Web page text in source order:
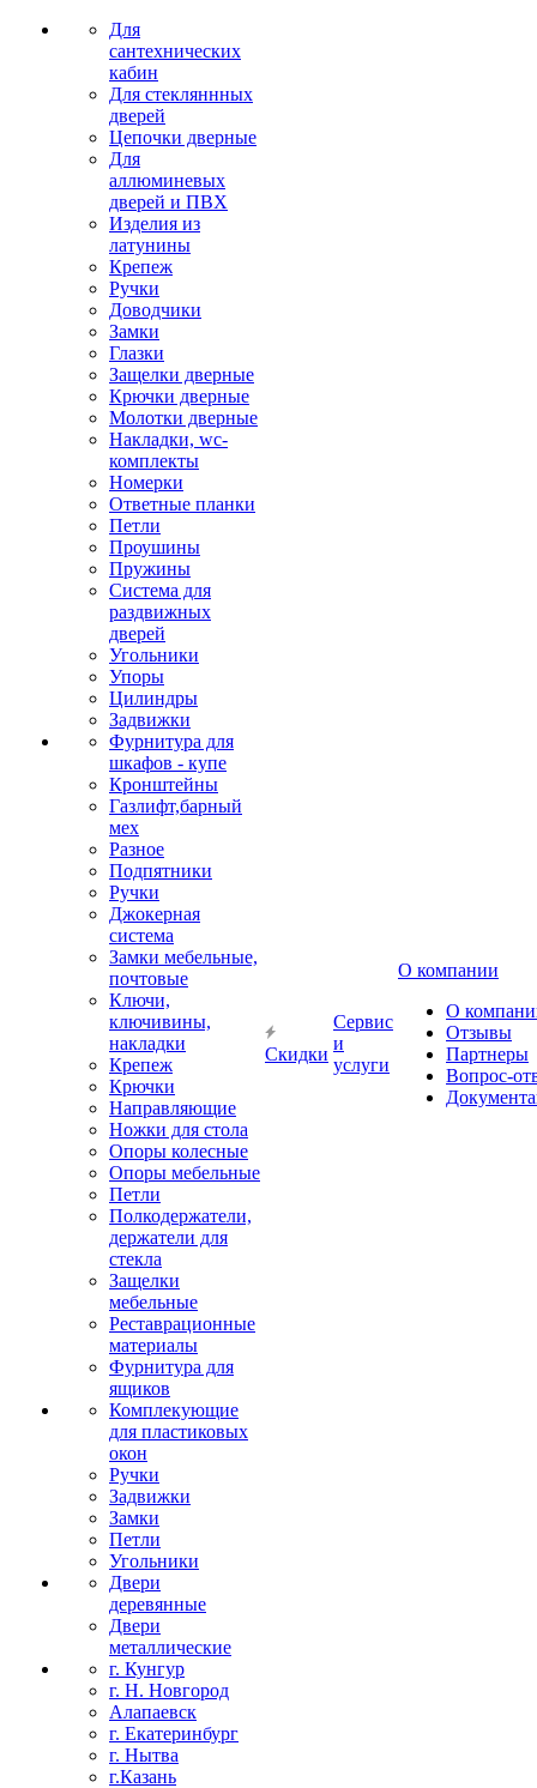
Для
сантехнических
кабин
Для стекляннных
дверей
Цепочки дверные
Для
аллюминевых
дверей и ПВХ
Изделия из
латунины
Крепеж
Ручки
Доводчики
Замки
Глазки
Защелки дверные
Крючки дверные
Молотки дверные
Накладки, wc-
комплекты
Номерки
Ответные планки
Петли
Проушины
Пружины
Система для
раздвижных
дверей
Угольники
Упоры
Цилиндры
Задвижки
Фурнитура для
шкафов - купе
Кронштейны
Газлифт,барный
мех
Разное
Подпятники
Ручки
Джокерная
система
Замки мебельные,
почтовые
Ключи,
ключивины,
накладки
Крепеж
Крючки
Направляющие
Ножки для стола
Опоры колесные
Опоры мебельные
Петли
Полкодержатели,
держатели для
стекла
Защелки
мебельные
Реставрационные
материалы
Фурнитура для
ящиков
Комплекующие
для пластиковых
окон
Ручки
Задвижки
Замки
Петли
Угольники
Двери
деревянные
Двери
металлические
г. Кунгур
г. Н. Новгород
Алапаевск
г. Екатеринбург
г. Нытва
г.Казань
Скидки
Сервис
и
услуги
О компании
О
Отзывы
Партнеры
Вопрос-